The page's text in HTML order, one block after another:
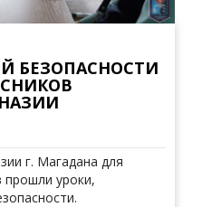
БЕЗОПАСНОСТИ
г. Магадана для
прошли уроки,